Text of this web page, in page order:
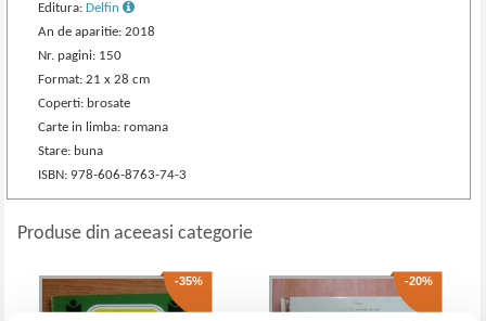
Editura:Delfin
An de aparitie: 2018
Nr. pagini: 150
Format: 21 x 28 cm
Coperti: brosate
Carte in limba: romana
Stare: buna
ISBN: 978-606-8763-74-3
Produse din aceeasi categorie
-35% -20%